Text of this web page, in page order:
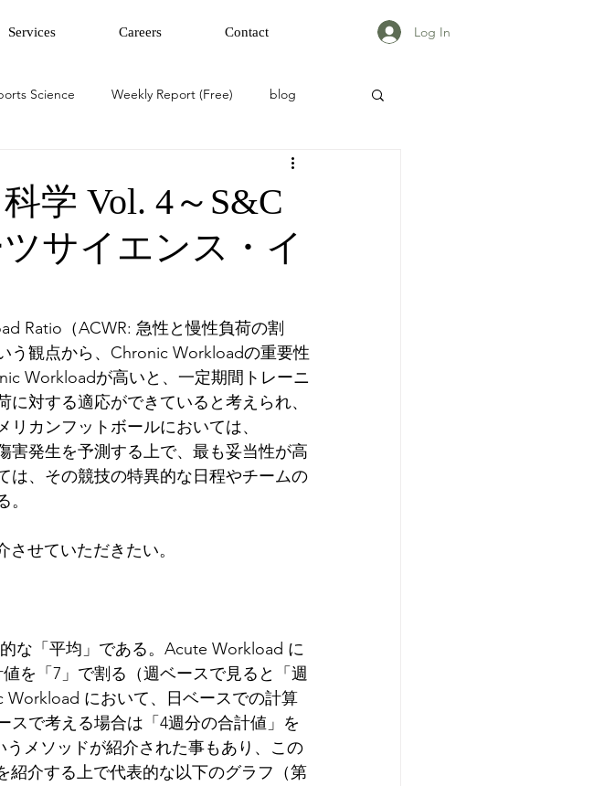
Services Careers Contact Log In
Science Weekly Report (Free) blog
学 Vol. 4～S&C
サイエンス・イ
Ratio（ACWR: 急性と慢性負荷の割
う観点から、Chronic Workloadの重要性
Workloadが高いと、一定期間トレーニ
対する適応ができていると考えられ、
カンフットボールにおいては、
害発生を予測する上で、最も妥当性が高
は、その競技の特異的な日程やチームの
せていただきたい。
な「平均」である。Acute Workload に
を「7」で割る（週ベースで見ると「週
において、日ベースでの計算
スで考える場合は「4週分の合計値」を
うメソッドが紹介された事もあり、この
紹介する上で代表的な以下のグラフ（第